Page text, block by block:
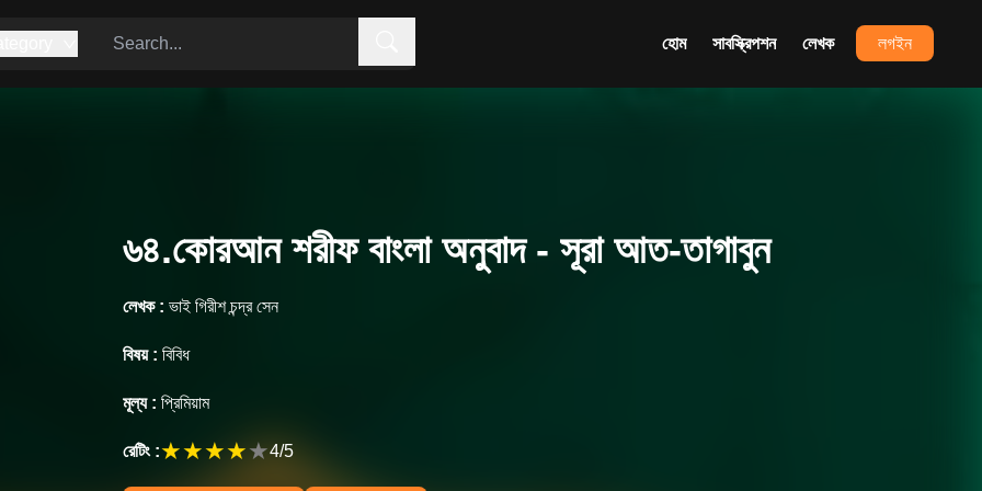
হোম সাবস্ক্রিপশন লেখক লগইন
৬৪.কোরআন শরীফ বাংলা অনুবাদ - সূরা আত-তাগাবুন
লেখক : ভাই গিরীশ চন্দ্র সেন
বিষয় : বিবিধ
মূল্য : প্রিমিয়াম
রেটিং :★★★★★4/5